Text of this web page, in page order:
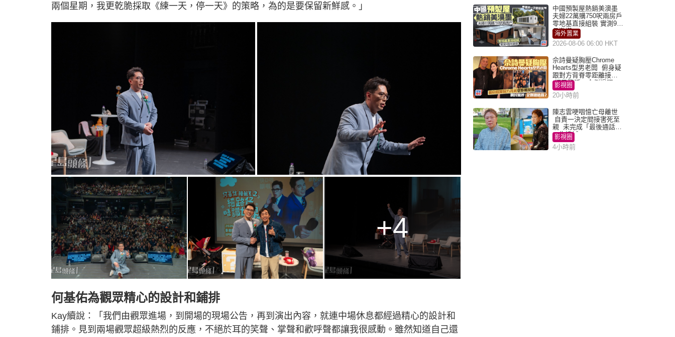
兩個星期，我更乾脆採取《練一天，停一天》的策略，為的是要保留新鮮感。」
+4
何基佑為觀眾精心的設計和鋪排
Kay續說：「我們由觀眾進場，到開場的現場公告，再到演出內容，就連中場休息都經過精心的設計和
鋪排。見到兩場觀眾超級熱烈的反應，不絕於耳的笑聲、掌聲和歡呼聲都讓我很感動。雖然知道自己還
中國預製屋熱銷美澳墨
夫婦22萬購750呎兩房戶
零地基直接組裝 實測9個
月激讚
海外置業
2026-08-06 06:00 HKT
佘詩曼疑胸壓Chrome
Hearts型男老闆 俯身疑
跟對方背脊零距離接觸
網民驚呼：企側邊唔
得？
影視圈
20小時前
陳志雲哽咽憶亡母離世
自責一決定間接害死至
親 未完成「最後通話」
一生遺憾
影視圈
4小時前